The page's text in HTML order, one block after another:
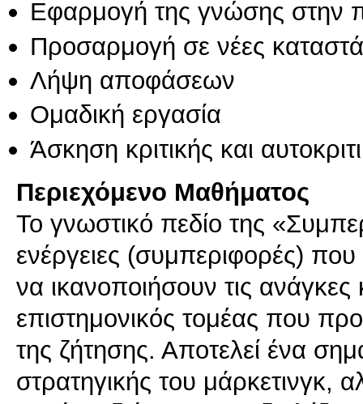
Εφαρμογή της γνώσης στην
Προσαρμογή σε νέες
Λήψη αποφάσεων
Ομαδική εργασία
Άσκηση κριτικής και
Περιεχόμενο Μαθήματος
Το γνωστικό πεδίο της
ενέργειες (συμπεριφορές)
να ικανοποιήσουν τις ανάγκες
επιστημονικός τομέας που
της ζήτησης. Αποτελεί ένα
στρατηγικής του μάρκετινγκ,